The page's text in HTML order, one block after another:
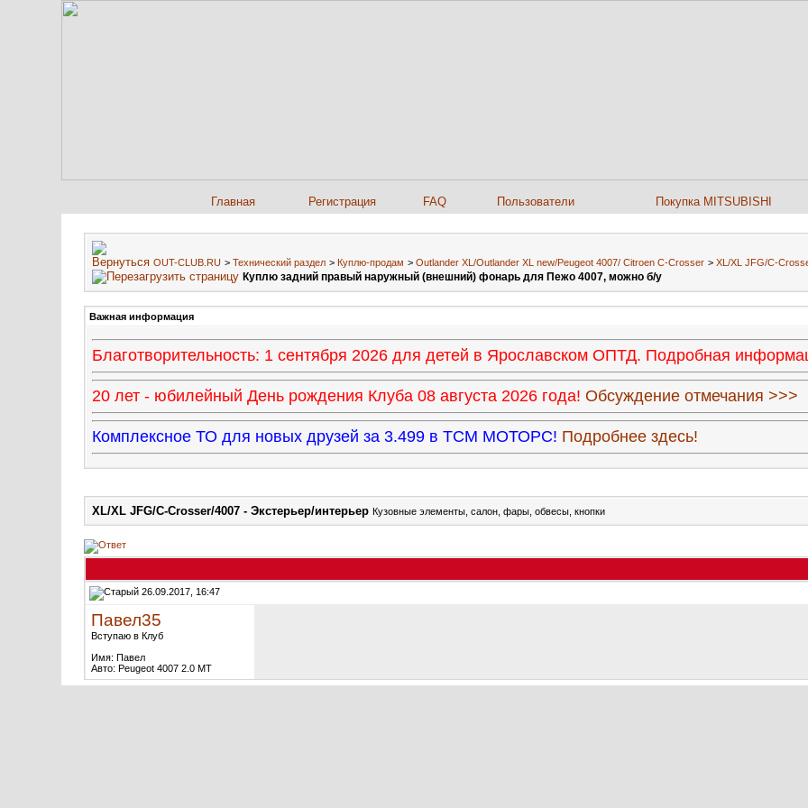
Главная Регистрация FAQ Пользователи Покупка MITSUBISHI
OUT-CLUB.RU > Технический раздел > Куплю-продам > Outlander XL/Outlander XL new/Peugeot 4007/ Citroen C-Сrosser > XL/XL JFG/C-
Куплю задний правый наружный (внешний) фонарь для Пежо 4007, можно б/у
Важная информация
Благотворительность: 1 сентября 2026 для детей в Ярославском ОПТД. Подробная
20 лет - юбилейный День рождения Клуба 08 августа 2026 года! Обсуждение отмечания >>>
Комплексное ТО для новых друзей за 3.499 в ТСМ МОТОРС! Подробнее здесь!
XL/XL JFG/C-Crosser/4007 - Экстерьер/интерьер Кузовные элементы, салон, фары, обвесы, кнопки
26.09.2017, 16:47
Павел35
Вступаю в Клуб
Имя: Павел
Авто: Peugeot 4007 2.0 MT